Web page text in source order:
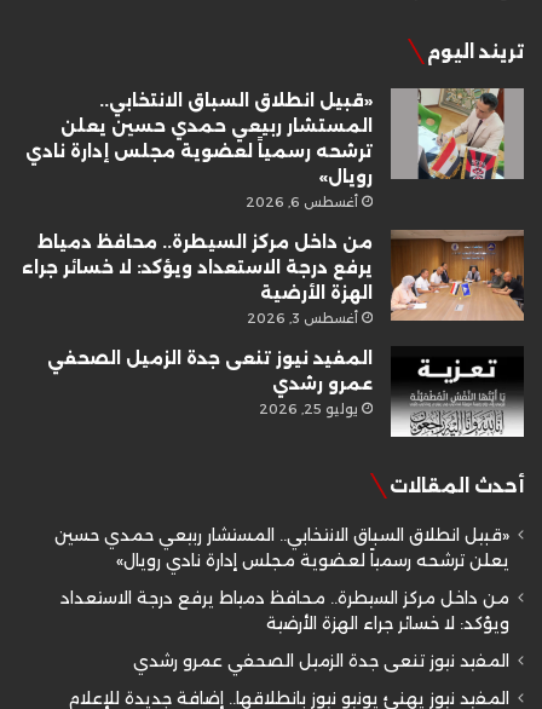
تريند اليوم
«قبيل انطلاق السباق الانتخابي..
المستشار ربيعي حمدي حسين يعلن
ترشحه رسمياً لعضوية مجلس إدارة نادي
رويال»
أغسطس 6, 2026
من داخل مركز السيطرة.. محافظ دمياط
يرفع درجة الاستعداد ويؤكد: لا خسائر جراء
الهزة الأرضية
أغسطس 3, 2026
المفيد نيوز تنعى جدة الزميل الصحفي
عمرو رشدي
يوليو 25, 2026
أحدث المقالات
«قبيل انطلاق السباق الانتخابي.. المستشار ربيعي حمدي حسين
يعلن ترشحه رسمياً لعضوية مجلس إدارة نادي رويال»
من داخل مركز السيطرة.. محافظ دمياط يرفع درجة الاستعداد
ويؤكد: لا خسائر جراء الهزة الأرضية
المفيد نيوز تنعى جدة الزميل الصحفي عمرو رشدي
المفيد نيوز يهنئ يونيو نيوز بانطلاقها.. إضافة جديدة للإعلام